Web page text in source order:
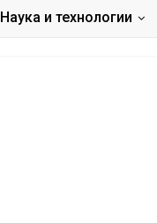
Наука и технологии